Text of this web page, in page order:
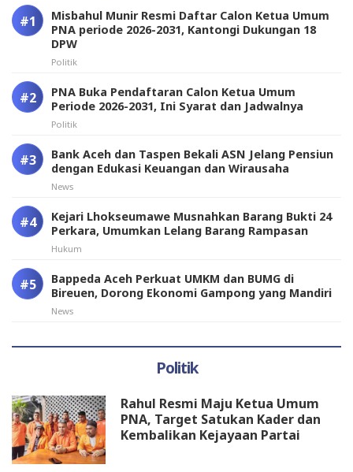
Misbahul Munir Resmi Daftar Calon Ketua Umum
PNA periode 2026-2031, Kantongi Dukungan 18
DPW
Politik
PNA Buka Pendaftaran Calon Ketua Umum
Periode 2026-2031, Ini Syarat dan Jadwalnya
Politik
Bank Aceh dan Taspen Bekali ASN Jelang Pensiun
dengan Edukasi Keuangan dan Wirausaha
News
Kejari Lhokseumawe Musnahkan Barang Bukti 24
Perkara, Umumkan Lelang Barang Rampasan
Hukum
Bappeda Aceh Perkuat UMKM dan BUMG di
Bireuen, Dorong Ekonomi Gampong yang Mandiri
News
Politik
Rahul Resmi Maju Ketua Umum
PNA, Target Satukan Kader dan
Kembalikan Kejayaan Partai